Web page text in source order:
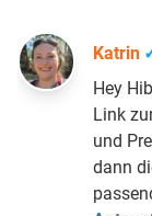
Katrin
Hey
Link
und
dann